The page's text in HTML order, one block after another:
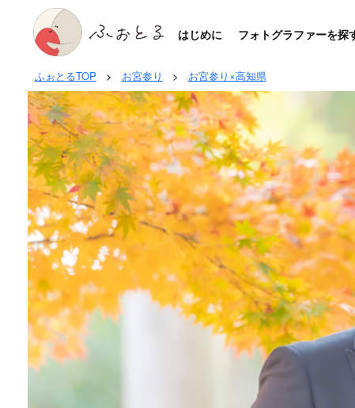
はじめに フォトグラファーを探
ふぉとるTOP > お宮参り > お宮参り×高知県